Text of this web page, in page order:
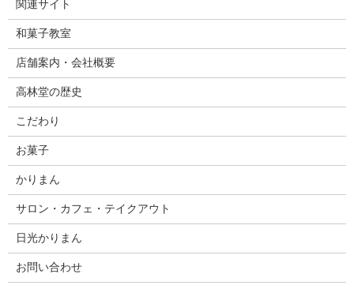
関連サイト
和菓子教室
店舗案内・会社概要
高林堂の歴史
こだわり
お菓子
かりまん
サロン・カフェ・テイクアウト
日光かりまん
お問い合わせ